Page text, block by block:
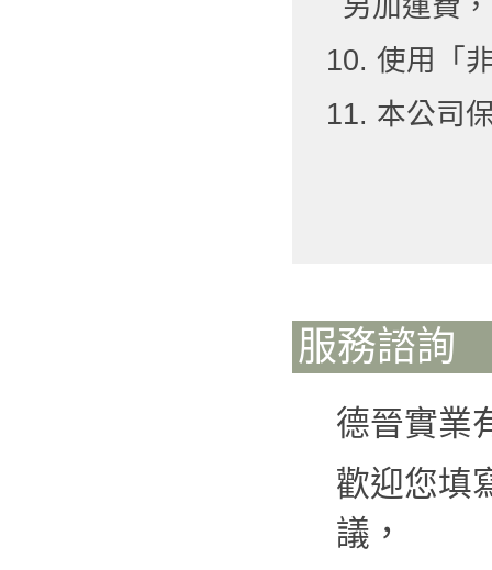
10. 使用「
11. 本公司
服務諮詢
德晉實業
歡迎您填
議，